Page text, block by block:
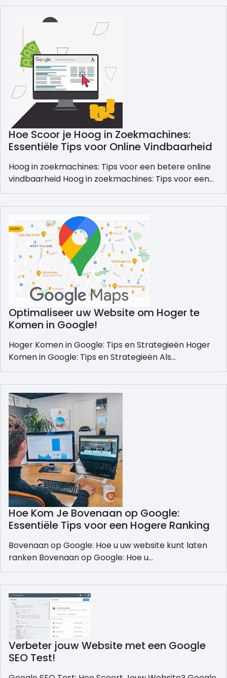
Hoe Scoor je Hoog in Zoekmachines:
Essentiële Tips voor Online Vindbaarheid
Hoog in zoekmachines: Tips voor een betere online
vindbaarheid Hoog in zoekmachines: Tips voor een…
Optimaliseer uw Website om Hoger te
Komen in Google!
Hoger Komen in Google: Tips en Strategieën Hoger
Komen in Google: Tips en Strategieën Als…
Hoe Kom Je Bovenaan op Google:
Essentiële Tips voor een Hogere Ranking
Bovenaan op Google: Hoe u uw website kunt laten
ranken Bovenaan op Google: Hoe u…
Verbeter jouw Website met een Google
SEO Test!